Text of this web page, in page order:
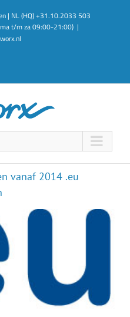
| NL (HQ) +31.10.2033 503
t/m za 09:00-21:00) |
vanaf 2014 .eu